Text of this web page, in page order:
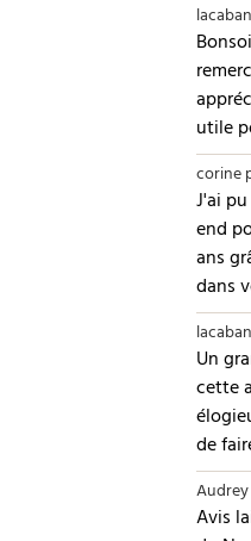
utile
corine
J'ai
end
ans
dans
Un
cette
de
Audrey
Avis